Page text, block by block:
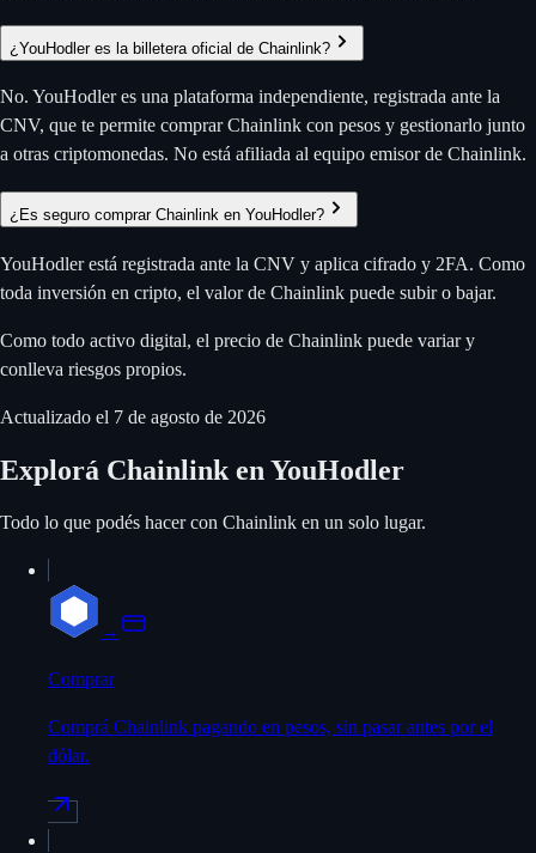
¿YouHodler es la billetera oficial de Chainlink?
No. YouHodler es una plataforma independiente, registrada ante la
CNV, que te permite comprar Chainlink con pesos y gestionarlo junto
a otras criptomonedas. No está afiliada al equipo emisor de Chainlink.
¿Es seguro comprar Chainlink en YouHodler?
YouHodler está registrada ante la CNV y aplica cifrado y 2FA. Como
toda inversión en cripto, el valor de Chainlink puede subir o bajar.
Como todo activo digital, el precio de Chainlink puede variar y
conlleva riesgos propios.
Actualizado el 7 de agosto de 2026
Explorá Chainlink en YouHodler
Todo lo que podés hacer con Chainlink en un solo lugar.
→
Comprar
Comprá Chainlink pagando en pesos, sin pasar antes por el
dólar.